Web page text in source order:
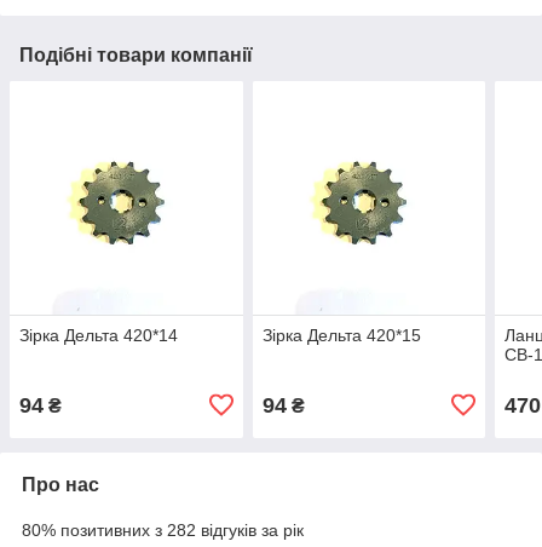
Подібні товари компанії
Зірка Дельта 420*14
94 ₴
Зірка Дельта 420*15
94₴
СВ-
470
Про нас
80% позитивних з 282 відгуків за рік